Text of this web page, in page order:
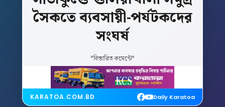
সৈকতেব্যবসায়ী-পর্যটকদের
সংঘর্ষ
*বিস্তারিত কমেন্টে*
KARATOA.COM.BD Daily Karatoa